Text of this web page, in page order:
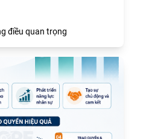
điều quan trọng